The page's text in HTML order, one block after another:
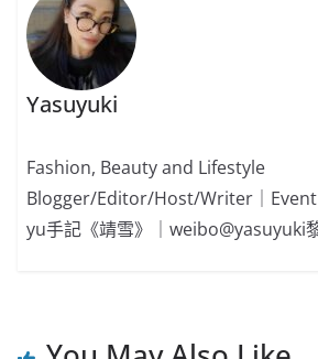
Yasuyuki
Fashion, Beauty and Lifestyle
Blogger/Editor/Host/Writer｜
yu手記《靖雪》｜weibo@yasuyuki